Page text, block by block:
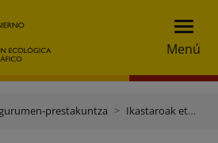
Menú
prestakuntza Ikastaroak eta gradu-ondokoak